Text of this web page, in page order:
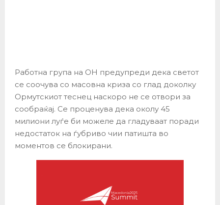
Работна група на ОН предупреди дека светот
се соочува со масовна криза со глад доколку
Ормутскиот теснец наскоро не се отвори за
сообраќај. Се проценува дека околу 45
милиони луѓе би можеле да гладуваат поради
недостаток на ѓубриво чии патишта во
моментов се блокирани.